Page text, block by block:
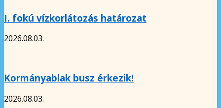
I. fokú vízkorlátozás határozat
2026.08.03.
Kormányablak busz érkezik!
2026.08.03.